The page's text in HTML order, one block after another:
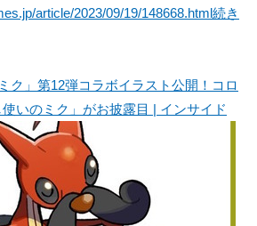
article/2023/09/19/148668.html続き
ク」第12弾コラボイラスト公開！コロ
いのミク」がお披露目 | インサイド